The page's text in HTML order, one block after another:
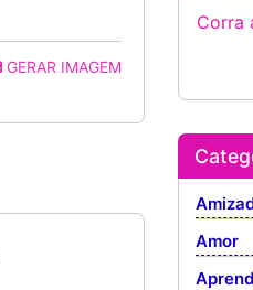
GERAR IMAGEM
Corra
Amor